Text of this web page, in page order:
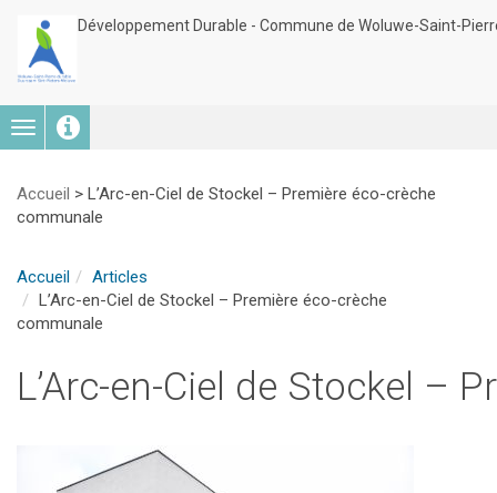
Développement Durable - Commune de Woluwe-Saint-
Toggle
navigation
Accueil > L’Arc-en-Ciel de Stockel – Première éco-crèche
communale
Accueil
Articles
L’Arc-en-Ciel de Stockel – Première éco-crèche
communale
L’Arc-en-Ciel de Stockel –